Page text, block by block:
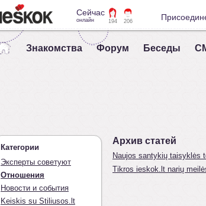
Сейчас
онлайн 194 206
Знакомства Форум Беседы
Категории
Эксперты советуют
Отношения
Новости и события
Keiskis su Stiliusos.lt
Архив статей
Naujos santykių taisyklės
Tikros ieskok.lt narių